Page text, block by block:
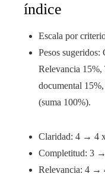
índice
Escala por
Pesos
Relevancia 15%,
documental
(suma 100%).
Claridad: 4 → 4
Completitud: 3
Relevancia: 4 →